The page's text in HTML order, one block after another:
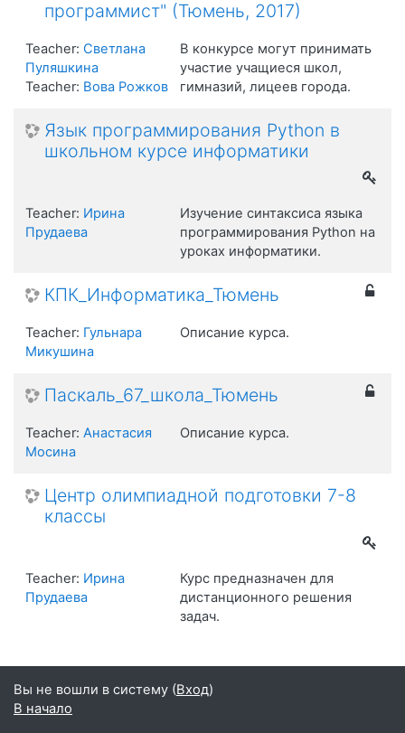
программист" (Тюмень, 2017)
В конкурсе могут принимать
участие учащиеся школ,
гимназий, лицеев города.
Teacher: Светлана
Пуляшкина
Teacher: Вова Рожков
Язык программирования Python в
школьном курсе информатики
Изучение синтаксиса языка
программирования Python на
уроках информатики.
Teacher: Ирина
Прудаева
КПК_Информатика_Тюмень
Описание курса.
Teacher: Гульнара
Микушина
Паскаль_67_школа_Тюмень
Описание курса.
Teacher: Анастасия
Мосина
Центр олимпиадной подготовки 7-8
классы
Курс предназначен для
дистанционного решения
задач.
Teacher: Ирина
Прудаева
Вы не вошли в систему (Вход)
В начало